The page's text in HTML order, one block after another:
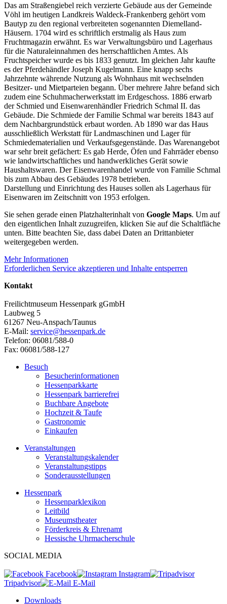
Das am Straßengiebel reich verzierte Gebäude aus der Gemeinde
Vöhl im heutigen Landkreis Waldeck-Frankenberg gehört vom
Bautyp zu den regional verbreiteten sogenannten Diemelland-
Häusern. 1704 wird es schriftlich erstmalig als Haus zum
Fruchtmagazin erwähnt. Es war Verwaltungsbüro und Lagerhaus
für die Naturaleinnahmen des herrschaftlichen Amtes. Als
Fruchtspeicher wurde es bis 1833 genutzt. Im gleichen Jahr kaufte
es der Pferdehändler Joseph Kugelmann. Eine knapp sechs
Jahrzehnte währende Nutzung als Wohnhaus mit wechselnden
Besitzer- und Mietparteien begann. Über mehrere Jahre befand sich
zudem eine Schuhmacherwerkstatt im Erdgeschoss. 1886 erwarb
der Schmied und Eisenwarenhändler Friedrich Schmal II. das
Gebäude. Die Schmiede der Familie Schmal war bereits 1843 auf
dem Nachbargrundstück erbaut worden. Ab 1890 war das Haus
ausschließlich Werkstatt für Landmaschinen und Lager für
Schmiedematerialien und Verkaufsgegenstände. Das Warenangebot
war sehr breit gefächert: Es gab Herde, Öfen und Fahrräder ebenso
wie landwirtschaftliches und handwerkliches Gerät sowie
Haushaltswaren. Der Eisenwarenhandel wurde von Familie Schmal
bis zum Abbau des Gebäudes 1978 betrieben.
Darstellung und Einrichtung des Hauses sollen als Lagerhaus für
Eisenwaren im Zeitschnitt von 1953 erfolgen.
Sie sehen gerade einen Platzhalterinhalt von Google Maps. Um auf
den eigentlichen Inhalt zuzugreifen, klicken Sie auf die Schaltfläche
unten. Bitte beachten Sie, dass dabei Daten an Drittanbieter
weitergegeben werden.
Mehr Informationen
Erforderlichen Service akzeptieren und Inhalte entsperren
Kontakt
Freilichtmuseum Hessenpark gGmbH
Laubweg 5
61267 Neu-Anspach/Taunus
E-Mail: service@hessenpark.de
Telefon: 06081/588-0
Fax: 06081/588-127
Besuch
Besucherinformationen
Hessenparkkarte
Hessenpark barrierefrei
Buchbare Angebote
Hochzeit & Taufe
Gastronomie
Einkaufen
Veranstaltungen
Veranstaltungskalender
Veranstaltungstipps
Sonderausstellungen
Hessenpark
Hessenparklexikon
Leitbild
Museumstheater
Förderkreis & Ehrenamt
Hessische Uhrmacherschule
SOCIAL MEDIA
Facebook
Instagram
Tripadvisor
E-Mail
Downloads